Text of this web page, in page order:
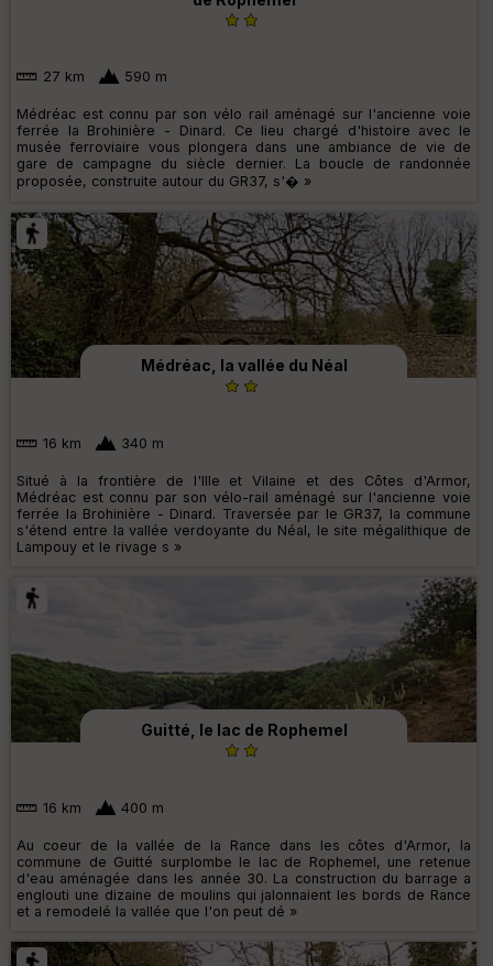
27 km 590 m
Médréac est connu par son vélo rail aménagé sur l'ancienne voie
ferrée la Brohinière - Dinard. Ce lieu chargé d'histoire avec le
musée ferroviaire vous plongera dans une ambiance de vie de
gare de campagne du siècle dernier. La boucle de randonnée
proposée, construite autour du GR37, s'� »
Médréac, la vallée du Néal
16 km 340 m
Situé à la frontière de l'Ille et Vilaine et des Côtes d'Armor,
Médréac est connu par son vélo-rail aménagé sur l'ancienne voie
ferrée la Brohinière - Dinard. Traversée par le GR37, la commune
s'étend entre la vallée verdoyante du Néal, le site mégalithique de
Lampouy et le rivage s »
Guitté, le lac de Rophemel
16 km 400 m
Au coeur de la vallée de la Rance dans les côtes d'Armor, la
commune de Guitté surplombe le lac de Rophemel, une retenue
d'eau aménagée dans les année 30. La construction du barrage a
englouti une dizaine de moulins qui jalonnaient les bords de Rance
et a remodelé la vallée que l'on peut dé »